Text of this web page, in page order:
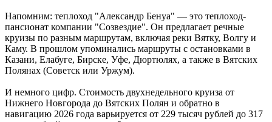
Напомним: теплоход "Александр Бенуа" — это теплоход-
пансионат компании "Созвездие". Он предлагает речные
круизы по разным маршрутам, включая реки Вятку, Волгу и
Каму. В прошлом упоминались маршруты с остановками в
Казани, Елабуге, Бирске, Уфе, Дюртюлях, а также в Вятских
Полянах (Советск или Уржум).
И немного цифр. Стоимость двухнедельного круиза от
Нижнего Новгорода до Вятских Полян и обратно в
навигацию 2026 года варьируется от 229 тысяч рублей до 317